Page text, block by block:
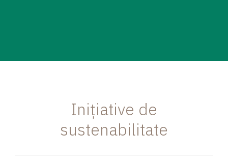
Inițiative de
sustenabilitate